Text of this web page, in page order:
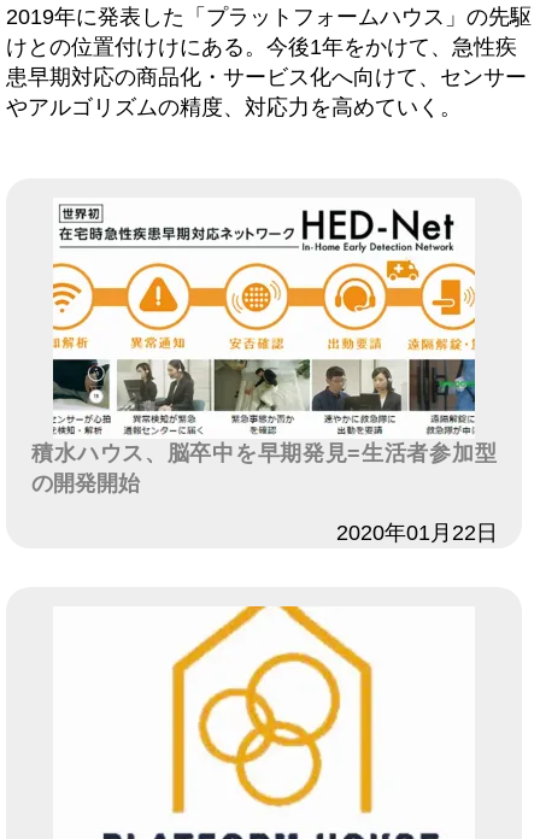
2019年に発表した「プラットフォームハウス」の先駆
けとの位置付けけにある。今後1年をかけて、急性疾
患早期対応の商品化・サービス化へ向けて、センサー
やアルゴリズムの精度、対応力を高めていく。
積水ハウス、脳卒中を早期発見=生活者参加型
の開発開始
2020年01月22日